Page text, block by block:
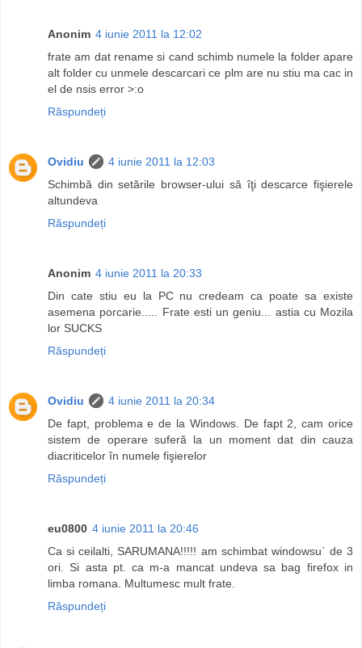
Anonim 4 iunie 2011 la 12:02
frate am dat rename si cand schimb numele la folder apare
alt folder cu unmele descarcari ce plm are nu stiu ma cac in
el de nsis error >:o
Răspundeți
Ovidiu
4 iunie 2011 la 12:03
Schimbă din setările browser-ului să îţi descarce fişierele
altundeva
Răspundeți
Anonim 4 iunie 2011 la 20:33
Din cate stiu eu la PC nu credeam ca poate sa existe
asemena porcarie..... Frate esti un geniu... astia cu Mozila
lor SUCKS
Răspundeți
Ovidiu
4 iunie 2011 la 20:34
De fapt, problema e de la Windows. De fapt 2, cam orice
sistem de operare suferă la un moment dat din cauza
diacriticelor în numele fişierelor
Răspundeți
eu0800 4 iunie 2011 la 20:46
Ca si ceilalti, SARUMANA!!!!! am schimbat windowsu` de 3
ori. Si asta pt. ca m-a mancat undeva sa bag firefox in
limba romana. Multumesc mult frate.
Răspundeți